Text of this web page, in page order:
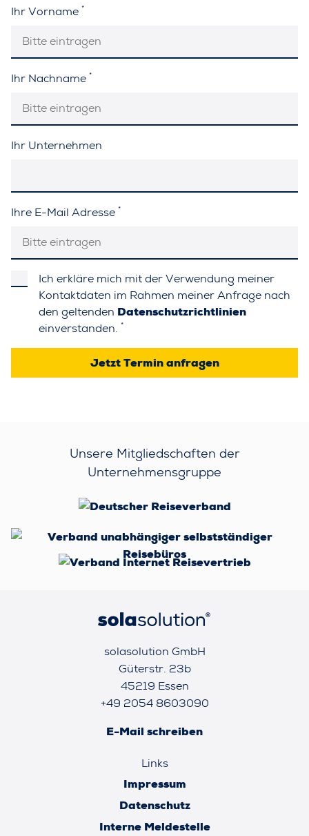
Ihr Vorname *
Ihr Nachname *
Ihr Unternehmen
Ihre E-Mail Adresse *
Ich erkläre mich mit der Verwendung meiner
Kontaktdaten im Rahmen meiner Anfrage nach
den geltenden Datenschutzrichtlinien
einverstanden. *
Jetzt Termin anfragen
Unsere Mitgliedschaften der
Unternehmensgruppe
solasolution GmbH
Güterstr. 23b
45219 Essen
+49 2054 8603090
E-Mail schreiben
Links
Impressum
Datenschutz
Interne Meldestelle